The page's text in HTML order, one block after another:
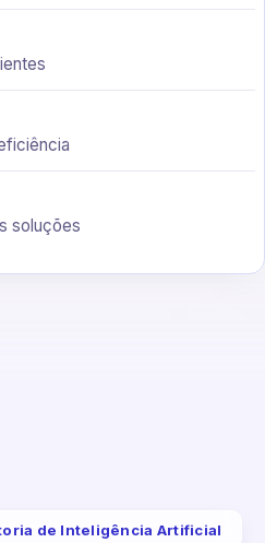
soluções
de Inteligência Artificial